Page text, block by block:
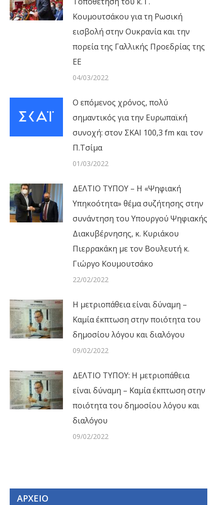
Κουμουτσάκου για τη Ρωσική
εισβολή στην Ουκρανία και την
πορεία της Γαλλικής Προεδρίας της
ΕΕ
04/03/2022
Ο επόμενος χρόνος, πολύ
σημαντικός για την Ευρωπαϊκή
συνοχή: στον ΣΚΑΙ 100,3 fm και τον
Π.Τσίμα
01/03/2022
ΔΕΛΤΙΟ ΤΥΠΟΥ – Η «Ψηφιακή
Υπηκοότητα» θέμα συζήτησης στην
συνάντηση του Υπουργού Ψηφιακής
Διακυβέρνησης, κ. Κυριάκου
Πιερρακάκη με τον Βουλευτή κ.
Γιώργο Κουμουτσάκο
22/02/2022
Η μετριοπάθεια είναι δύναμη –
Καμία έκπτωση στην ποιότητα του
δημοσίου λόγου και διαλόγου
09/02/2022
ΔΕΛΤΙΟ ΤΥΠΟΥ: Η μετριοπάθεια
είναι δύναμη – Καμία έκπτωση στην
ποιότητα του δημοσίου λόγου και
διαλόγου
09/02/2022
ΑΡΧΕΙΟ